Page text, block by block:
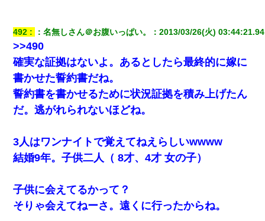
全く親しくないママ友Aから突然「飲み会しよう」と誘われたがお
断りした。後日Aの企みを知ってゾッとするやら腹立つやら！
元旦那から復縁要請。息子「最新型のiPhoneも買えない貧乏は嫌
だ、再婚して」私「なら父親と暮らせ」息子「やった＾＾」私
（もう手遅れだったんだな…）
と・・・
【画像】女上司(30)「終電なくなったね…部屋くる？」ワイ「行
きます！」
492 ：名無しさん＠お腹いっぱい。 ：2013/03/26(火)
>>490
確実な証拠はないよ。あるとしたら最終的に嫁に
書かせた誓約書だね。
誓約書を書かせるために状況証拠を積み上げたん
だ。逃がれられないほどね。
3人はワンナイトで覚えてねえらしいwwww
結婚9年。子供二人（ 8才、4才 女の子）
子供に会えてるかって？
そりゃ会えてねーさ。遠くに行ったからね。